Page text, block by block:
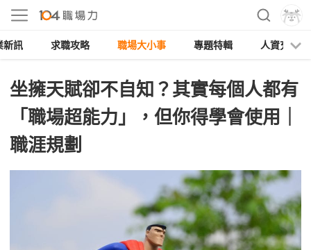
新訊 求職攻略 職場大小事 專題特輯 人資充電
坐擁天賦卻不自知？其實每個人都有
「職場超能力」，但你得學會使用｜
職涯規劃